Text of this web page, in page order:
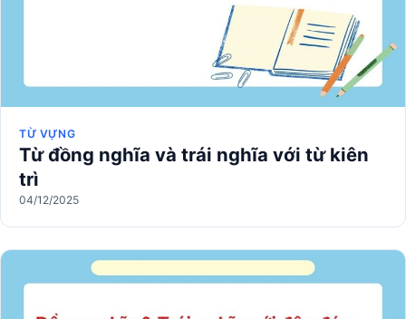
TỪ VỰNG
Từ đồng nghĩa và trái nghĩa với từ kiên
trì
04/12/2025